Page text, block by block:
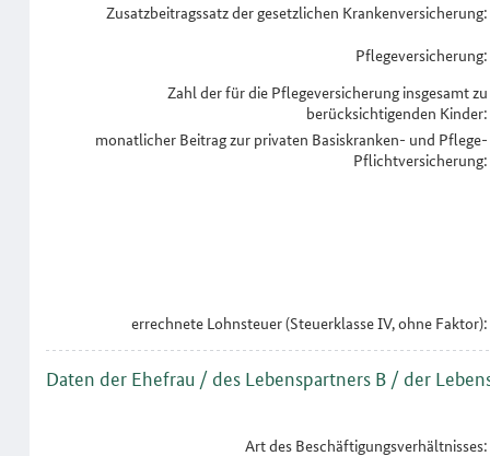
Zusatzbeitragssatz der gesetzlichen Krankenversicherung:
Pflegeversicherung:
Zahl der für die Pflegeversicherung insgesamt zu
berücksichtigenden Kinder:
monatlicher Beitrag zur privaten Basiskranken- und Pflege-
Pflichtversicherung:
errechnete Lohnsteuer (Steuerklasse IV, ohne Faktor):
Daten der Ehefrau / des Lebenspartners B / der
Art des Beschäftigungsverhältnisses: